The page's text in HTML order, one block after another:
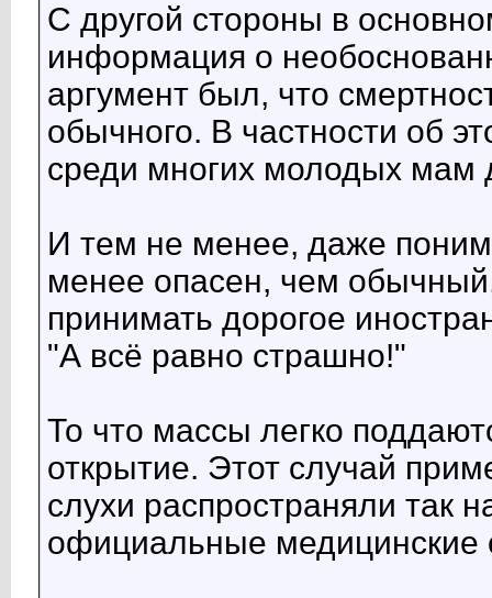
С другой стороны в
информация о
аргумент был, что
обычного. В частности об
среди многих молодых мам
И тем не менее, даже
менее опасен, чем
принимать дорогое
"А всё равно страшно!"
То что массы легко
открытие. Этот случай
слухи распространяли
официальные медицинские